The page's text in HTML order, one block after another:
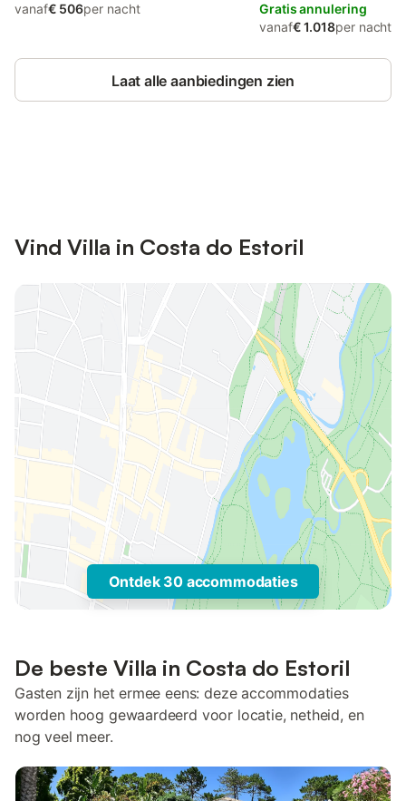
vanaf€ 506per nacht
Gratis annulering
vanaf€ 1.018per nacht
Laat alle aanbiedingen zien
Vind Villa in Costa do Estoril
Ontdek 30 accommodaties
De beste Villa in Costa do Estoril
Gasten zijn het ermee eens: deze accommodaties
worden hoog gewaardeerd voor locatie, netheid, en
nog veel meer.